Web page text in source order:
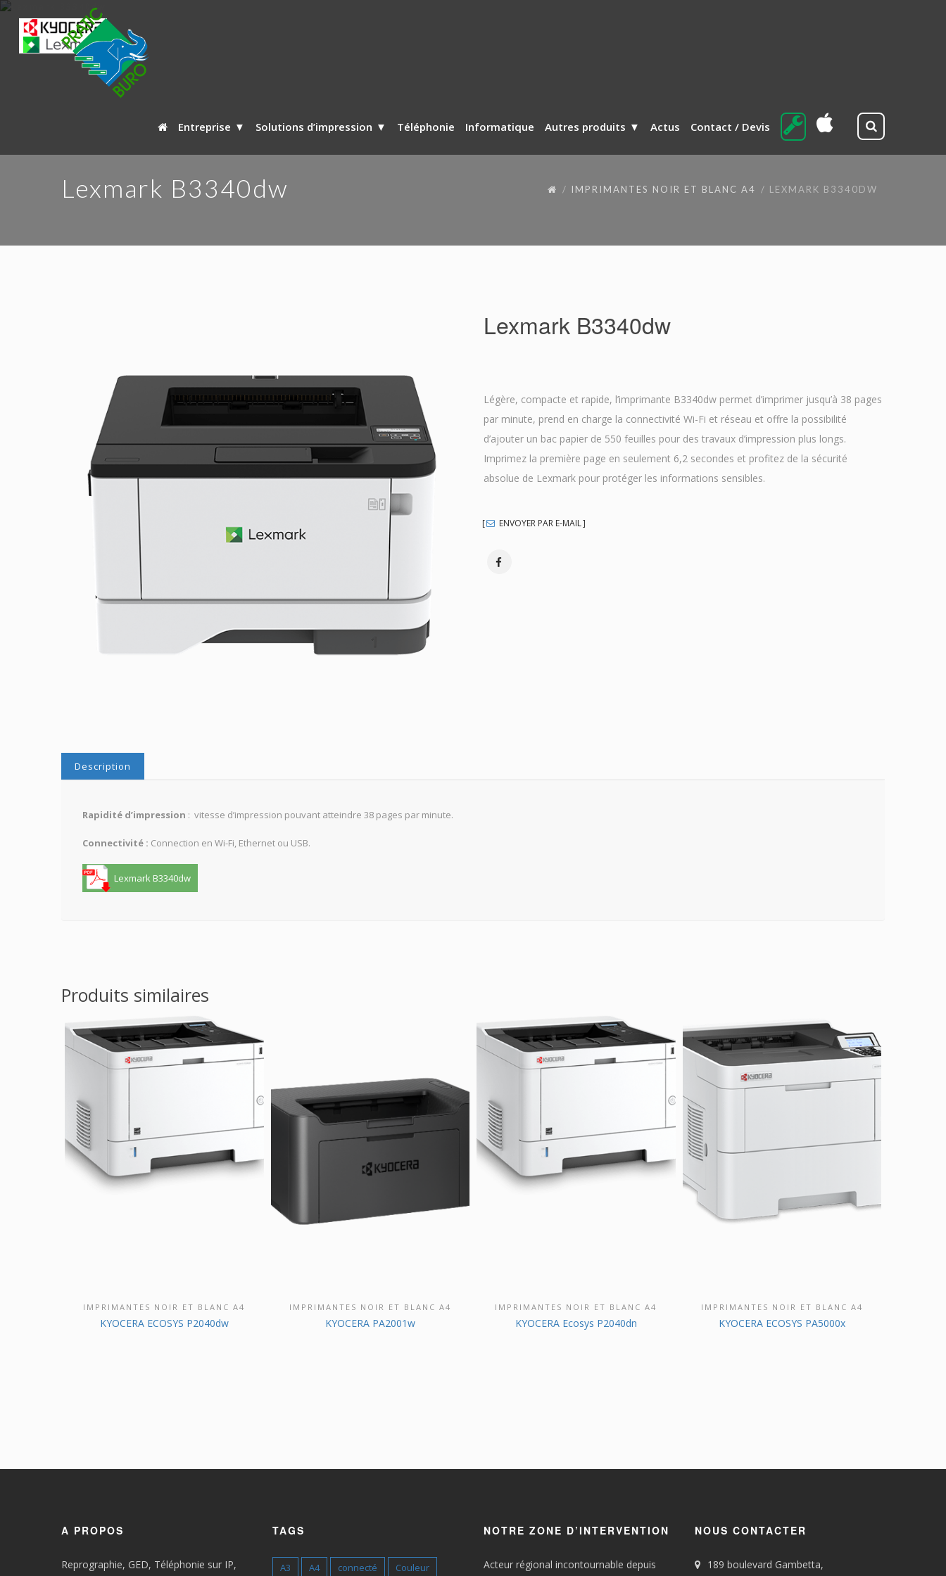
Entreprise Solutions d’impression Téléphonie Informatique Autres produits Actus Contact / Devis
Lexmark B3340dw IMPRIMANTES NOIR ET BLANC A4 LEXMARK B3340DW
Lexmark B3340dw
Légère, compacte et rapide, l’imprimante B3340dw permet d’imprimer jusqu’à 38 pages
par minute, prend en charge la connectivité Wi-Fi et réseau et offre la possibilité
d’ajouter un bac papier de 550 feuilles pour des travaux d’impression plus longs.
Imprimez la première page en seulement 6,2 secondes et profitez de la sécurité
absolue de Lexmark pour protéger les informations sensibles.
ENVOYER PAR E-MAIL
Description
Rapidité d’impression : vitesse d’impression pouvant atteindre 38 pages par minute.
Connectivité : Connection en Wi-Fi, Ethernet ou USB.
Lexmark B3340dw
Produits similaires
DÉCOUVRIR CE PRODUIT
IMPRIMANTES NOIR ET BLANC A4
KYOCERA ECOSYS P2040dw
DÉCOUVRIR CE PRODUIT
IMPRIMANTES NOIR ET BLANC A4
KYOCERA PA2001w
DÉCOUVRIR CE PRODUIT
IMPRIMANTES NOIR ET BLANC A4
KYOCERA Ecosys P2040dn
DÉCOUVRIR CE PRODUIT
IMPRIMANTES NOIR ET BLANC A4
KYOCERA ECOSYS PA5000x
A PROPOS
Reprographie, GED, Téléphonie sur IP,
TAGS
A3 A4 connecté Couleur
NOTRE ZONE D’INTERVENTION
Acteur régional incontournable depuis
NOUS CONTACTER
189 boulevard Gambetta,